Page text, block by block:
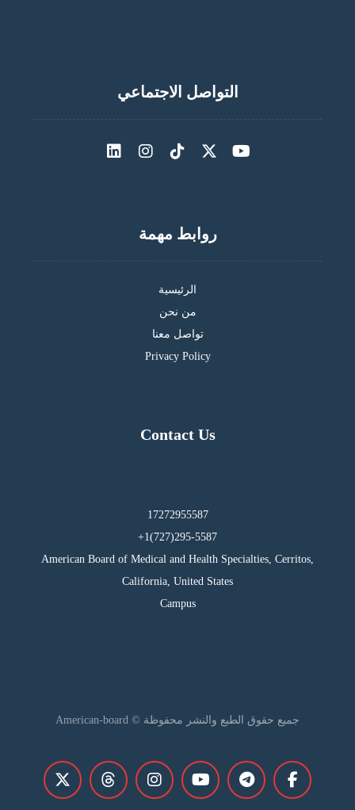
التواصل الاجتماعي
روابط مهمة
الرئيسية
من نحن
تواصل معنا
Privacy Policy
Contact Us
17272955587
295-5587(727)1+
American Board of Medical and Health Specialties, Cerritos,
California, United States
Campus
جميع حقوق الطبع والنشر محفوظة © American-board